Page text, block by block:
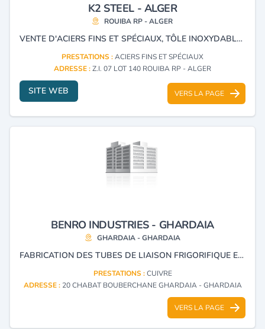
K2 STEEL - ALGER
ROUIBA RP - ALGER
VENTE D'ACIERS FINS ET SPÉCIAUX, TÔLE INOXYDABLE, ALUMINIUM, BRONZE, LAITON, CUIVRE, HARDOX, CUBINOX ROND CARRÉ ET RECTANGULAIRE.
PRESTATIONS :ACIERS FINS ET SPÉCIAUX
ADRESSE :Z.I. 07 LOT 140 ROUIBA RP - ALGER
SITE WEB VERS LA PAGE
BENRO INDUSTRIES - GHARDAIA
GHARDAIA - GHARDAIA
FABRICATION DES TUBES DE LIAISON FRIGORIFIQUE EN CUIVRE OU EN ALUMINIUM POUR APPLICATION INDUSTRIELLE OU DOMESTIQUE (CLIMATISEUR SPLIT) FABRICATION DES PRODUITS EN MOUSSE DE PE POUR RÔLE D’ISOLANT THERMIQUE ET AUTRES ( BARRIÈRE, DÉCORATION...).
PRESTATIONS :CUIVRE
ADRESSE : 20 CHABAT BOUBERCHANE GHARDAIA - GHARDAIA
VERS LA PAGE